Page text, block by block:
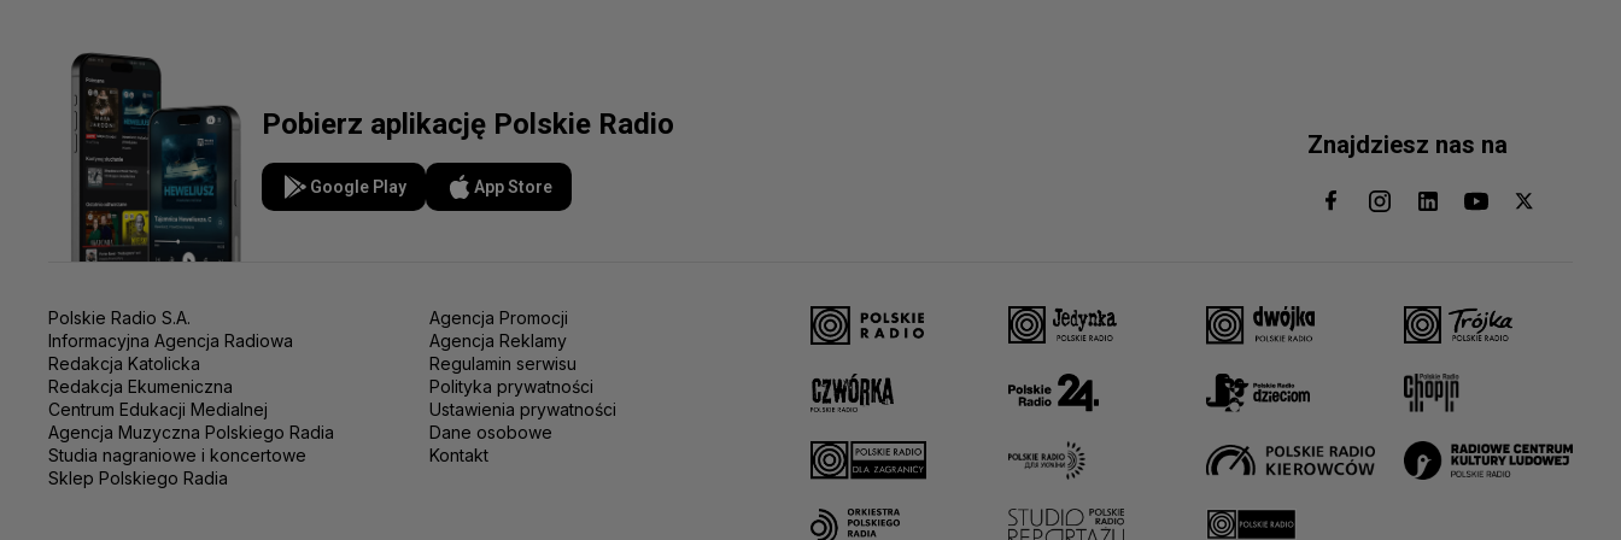
Pobierz aplikację Polskie Radio
Google Play App Store
Znajdziesz nas na
Polskie Radio S.A.
Informacyjna Agencja Radiowa
Redakcja Katolicka
Redakcja Ekumeniczna
Centrum Edukacji Medialnej
Agencja Muzyczna Polskiego Radia
Studia nagraniowe i koncertowe
Sklep Polskiego Radia
Agencja Promocji
Agencja Reklamy
Regulamin serwisu
Polityka prywatności
Ustawienia prywatności
Dane osobowe
Kontakt